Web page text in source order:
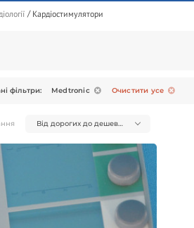
Кардіостимулятори
фільтри: Medtronic Очистити усе
Від дорогих до дешевих